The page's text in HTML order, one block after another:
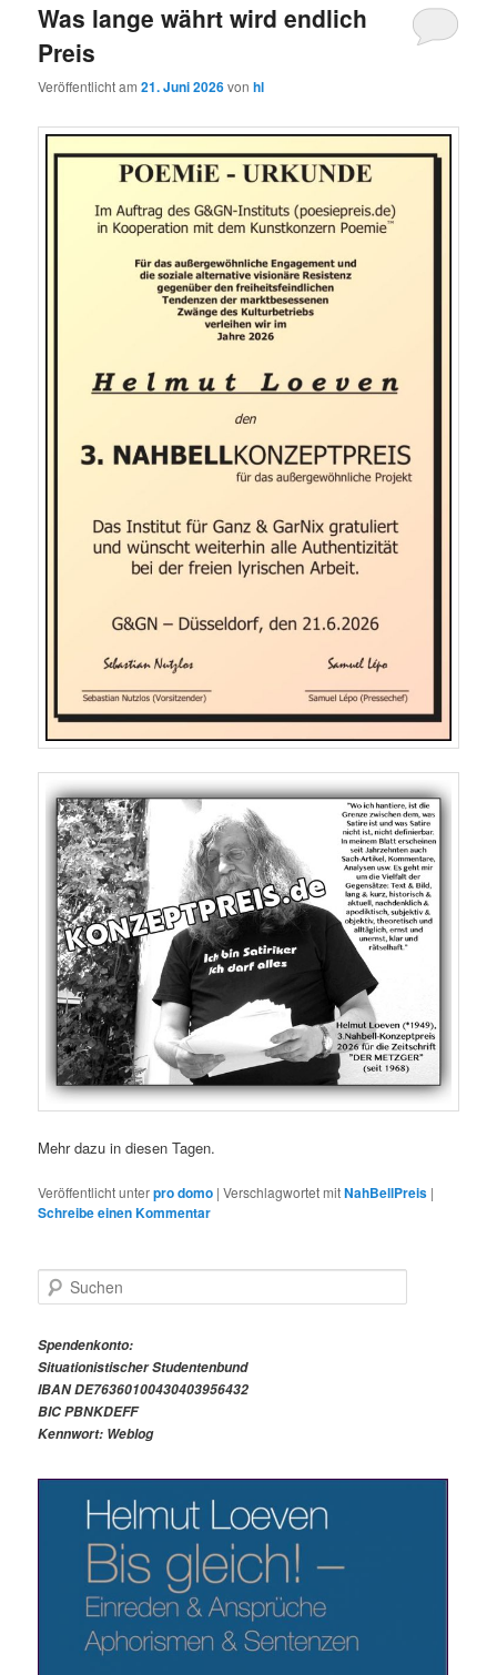
Was lange währt wird endlich
Preis
Veröffentlicht am21. Juni 2026vonhl
Mehr dazu in diesen Tagen.
Veröffentlicht unterpro domo |Verschlagwortet mitNahBellPreis |
Schreibe einen Kommentar
u
h
e
n
Spendenkonto:
Situationistischer Studentenbund
IBAN DE76360100430403956432
BIC PBNKDEFF
Kennwort: Weblog